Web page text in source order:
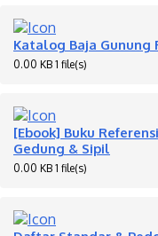
Katalog Baja Gunung
0.00 KB 1 file(s)
[Ebook] Buku
Gedung & Sipil
0.00 KB 1 file(s)